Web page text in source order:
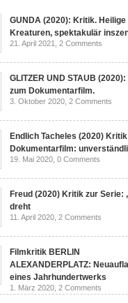
GUNDA (2020): Kritik. Heilige
Kreaturen, spektakulär
21. April 2021, 2 Comments
GLITZER UND STAUB
zum Dokumentarfilm.
3. Oktober 2020, 2 Comments
Endlich Tacheles (2020)
Dokumentarfilm:
19. Mai 2020, 0 Comments
Freud (2020) Kritik zur Serie:
dreht
11. April 2020, 2 Comments
Filmkritik BERLIN
ALEXANDERPLATZ:
eines Jahrhundertwerks
1. März 2020, 2 Comments